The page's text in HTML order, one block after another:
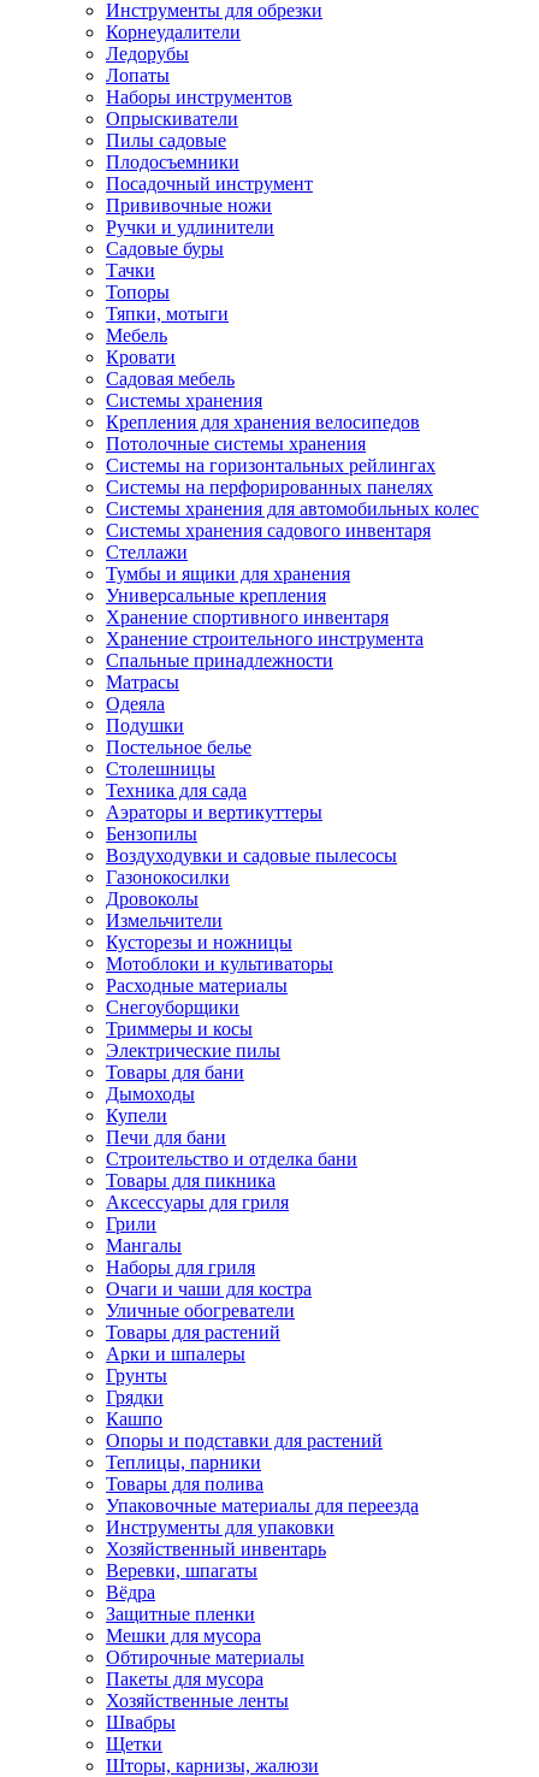
Инструменты для обрезки
Корнеудалители
Ледорубы
Лопаты
Наборы инструментов
Опрыскиватели
Пилы садовые
Плодосъемники
Посадочный инструмент
Прививочные ножи
Ручки и удлинители
Садовые буры
Тачки
Топоры
Тяпки, мотыги
Мебель
Кровати
Садовая мебель
Системы хранения
Крепления для хранения велосипедов
Потолочные системы хранения
Системы на горизонтальных рейлингах
Системы на перфорированных панелях
Системы хранения для автомобильных колес
Системы хранения садового инвентаря
Стеллажи
Тумбы и ящики для хранения
Универсальные крепления
Хранение спортивного инвентаря
Хранение строительного инструмента
Спальные принадлежности
Матрасы
Одеяла
Подушки
Постельное белье
Столешницы
Техника для сада
Аэраторы и вертикуттеры
Бензопилы
Воздуходувки и садовые пылесосы
Газонокосилки
Дровоколы
Измельчители
Кусторезы и ножницы
Мотоблоки и культиваторы
Расходные материалы
Снегоуборщики
Триммеры и косы
Электрические пилы
Товары для бани
Дымоходы
Купели
Печи для бани
Строительство и отделка бани
Товары для пикника
Аксессуары для гриля
Грили
Мангалы
Наборы для гриля
Очаги и чаши для костра
Уличные обогреватели
Товары для растений
Арки и шпалеры
Грунты
Грядки
Кашпо
Опоры и подставки для растений
Теплицы, парники
Товары для полива
Упаковочные материалы для переезда
Инструменты для упаковки
Хозяйственный инвентарь
Веревки, шпагаты
Вёдра
Защитные пленки
Мешки для мусора
Обтирочные материалы
Пакеты для мусора
Хозяйственные ленты
Швабры
Щетки
Шторы, карнизы, жалюзи